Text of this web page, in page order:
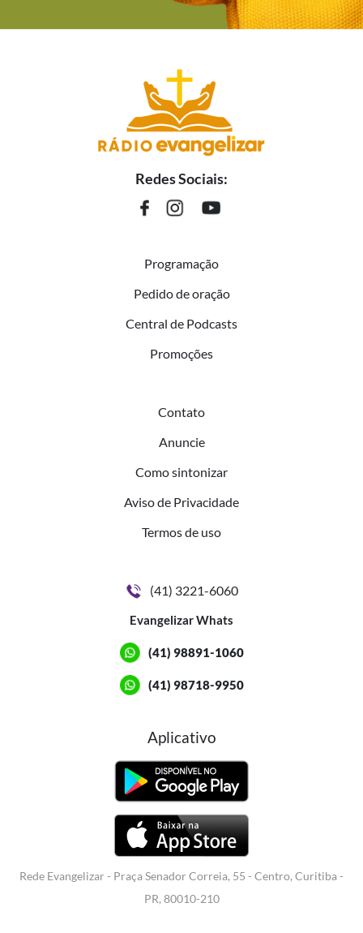
Redes Sociais:
Programação
Pedido de oração
Central de Podcasts
Promoções
Contato
Anuncie
Como sintonizar
Aviso de Privacidade
Termos de uso
(41) 3221-6060
Evangelizar Whats
(41) 98891-1060
(41) 98718-9950
Aplicativo
Rede Evangelizar - Praça Senador Correia, 55 - Centro, Curitiba -
PR, 80010-210